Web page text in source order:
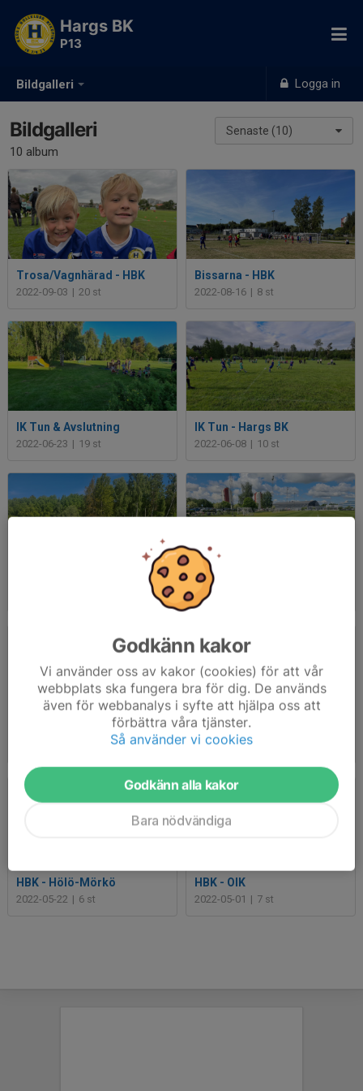
Bildgalleri Logga in
Hargs BK
P13
Senaste (10)
Bildgalleri
10 album
Trosa/Vagnhärad - HBK
2022-09-03 | 20 st
Bissarna - HBK
2022-08-16 | 8 st
IK Tun & Avslutning
2022-06-23 | 19 st
IK Tun - Hargs BK
2022-06-08 | 10 st
HBK - IFK Nyköping
2022-06-04
Träning i ösregn- slutade med fys och teori Björkvik - HBK
2022-05-28 |
HBK - Hölö-Mörkö
2022-05-22 | 6 st
HBK - OIK
2022-05-01 | 7 st
Godkänn kakor
Vi använder oss av kakor (cookies) för att vår
webbplats ska fungera bra för dig. De används
även för webbanalys i syfte att hjälpa oss att
förbättra våra tjänster.
Så använder vi cookies
Godkänn alla kakor
Bara nödvändiga